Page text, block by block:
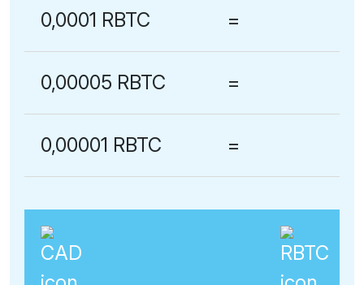
0,0001 RBTC =
0,00005 RBTC =
0,00001 RBTC =